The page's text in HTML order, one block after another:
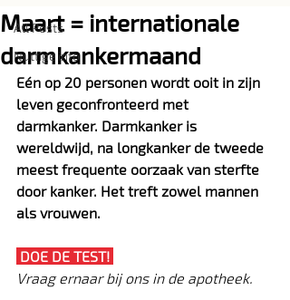
All Posts
Nuttige info
Maart = internationale
darmkankermaand
Eén op 20 personen wordt ooit in zijn
leven geconfronteerd met
darmkanker. Darmkanker is
wereldwijd, na longkanker de tweede
meest frequente oorzaak van sterfte
door kanker. Het treft zowel mannen
als vrouwen.
DOE DE TEST!
Vraag ernaar bij ons in de apotheek.